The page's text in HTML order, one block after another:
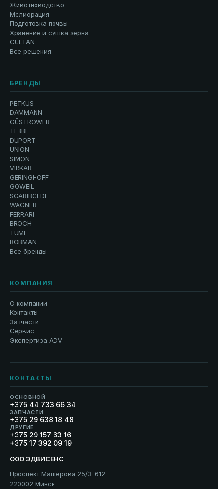
Животноводство
Мелиорация
Подготовка почвы
Хранение и сушка зерна
CULTAN
Все решения
БРЕНДЫ
PETKUS
DAMMANN
GÜSTROWER
TEBBE
DUPORT
UNION
SIMON
VIRKAR
GERINGHOFF
GÖWEIL
SGARIBOLDI
WAGNER
FERRARI
BROCH
TUME
BOBMAN
Все бренды
КОМПАНИЯ
О компании
Контакты
Запчасти
Сервис
Экспертиза ADV
КОНТАКТЫ
ОСНОВНОЙ
+375 44 733 66 34
ЗАПЧАСТИ
+375 29 638 18 48
ДРУГИЕ
+375 29 157 63 16
+375 17 392 09 19
ООО ЭДВИСЕНС
Проспект Машерова 25/3–612
220002 Минск